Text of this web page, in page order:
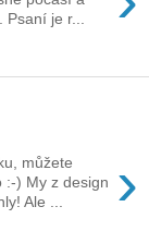
je r...
›
můžete
:-) My z design
Ale ...